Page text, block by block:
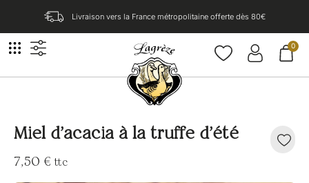
Livraison vers la France métropolitaine offerte dès 80€​
0
Miel d’acacia à la truffe d’été
7,50 € ttc